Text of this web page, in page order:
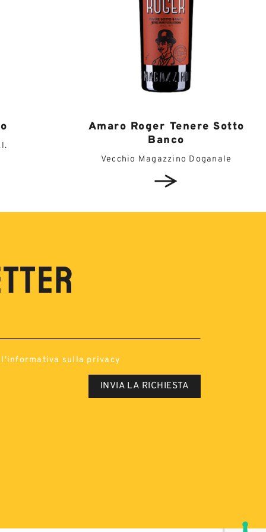
Amaro Roger Tenere Sotto
Banco
Vecchio Magazzino Doganale
informativa sulla privacy